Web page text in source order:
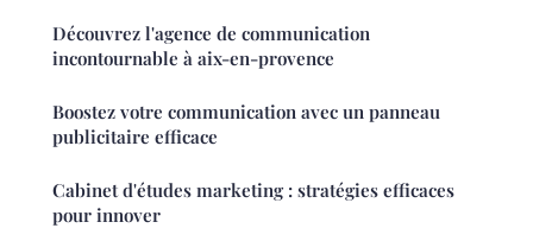
Découvrez l'agence de communication
incontournable à aix-en-provence
Boostez votre communication avec un panneau
publicitaire efficace
Cabinet d'études marketing : stratégies efficaces
pour innover